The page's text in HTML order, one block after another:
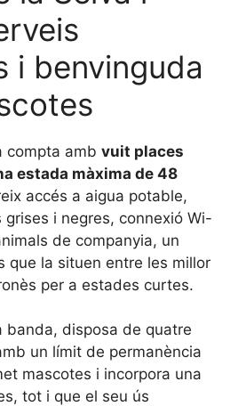
i benvinguda
compta amb vuit places
estada màxima de 48
accés a aigua potable,
grises i negres, connexió Wi-
de companyia, un
que la situen entre les millor
per a estades curtes.
banda, disposa de quatre
un límit de permanència
mascotes i incorpora una
tot i que el seu ús